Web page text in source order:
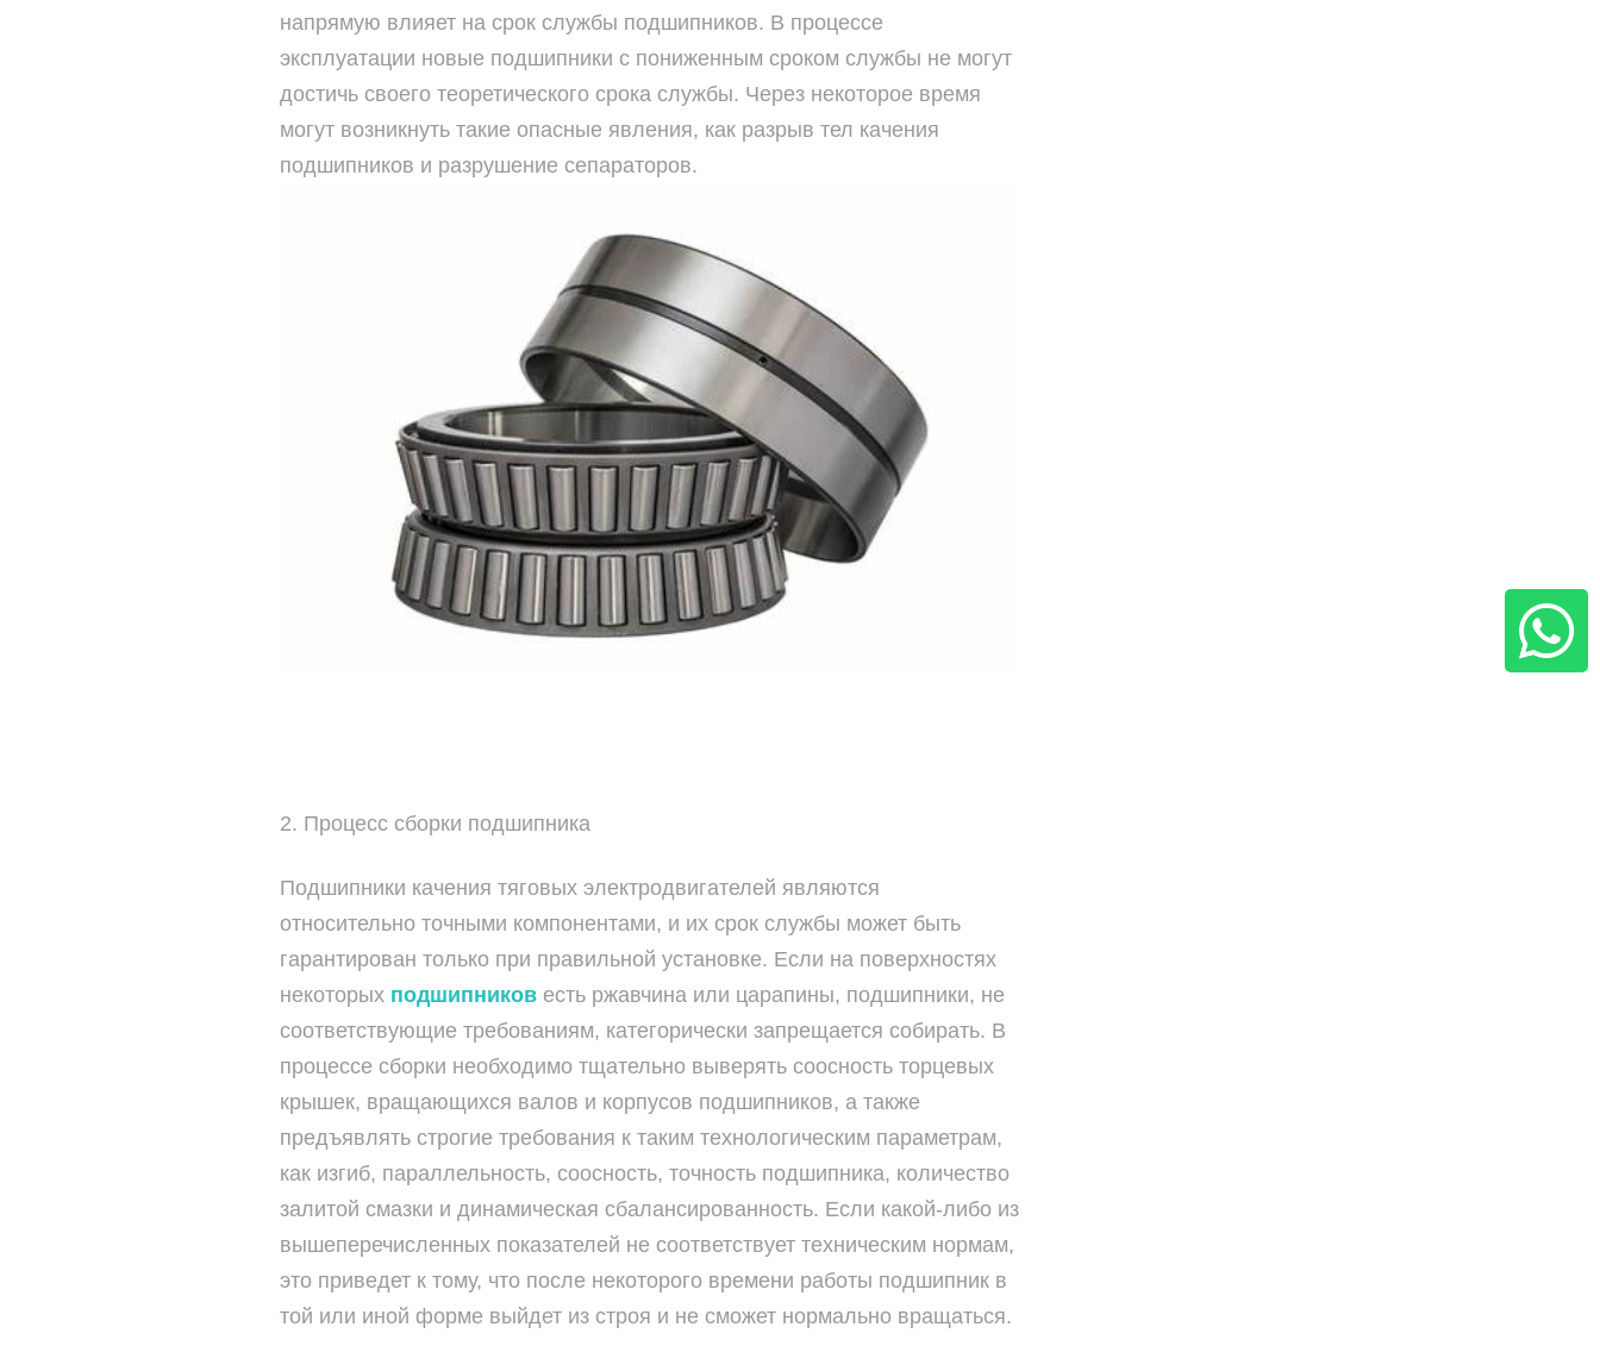
напрямую влияет на срок службы подшипников. В процессе
эксплуатации новые подшипники с пониженным сроком службы не могут
достичь своего теоретического срока службы. Через некоторое время
могут возникнуть такие опасные явления, как разрыв тел качения
подшипников и разрушение сепараторов.
2. Процесс сборки подшипника
Подшипники качения тяговых электродвигателей являются
относительно точными компонентами, и их срок службы может быть
гарантирован только при правильной установке. Если на поверхностях
некоторых подшипниковесть ржавчина или царапины, подшипники, не
соответствующие требованиям, категорически запрещается собирать. В
процессе сборки необходимо тщательно выверять соосность торцевых
крышек, вращающихся валов и корпусов подшипников, а также
предъявлять строгие требования к таким технологическим параметрам,
как изгиб, параллельность, соосность, точность подшипника, количество
залитой смазки и динамическая сбалансированность. Если какой-либо из
вышеперечисленных показателей не соответствует техническим нормам,
это приведет к тому, что после некоторого времени работы подшипник в
той или иной форме выйдет из строя и не сможет нормально вращаться.